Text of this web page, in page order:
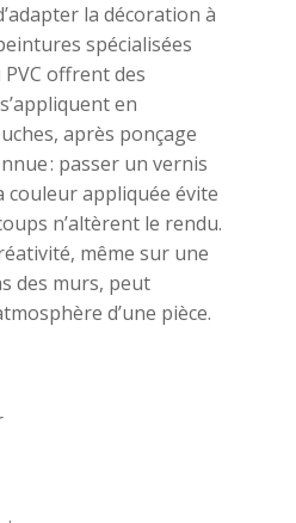
la décoration à
spécialisées
offrent des
en
après ponçage
: passer un vernis
couleur appliquée évite
n’altèrent le rendu.
même sur une
des murs, peut
d’une pièce.